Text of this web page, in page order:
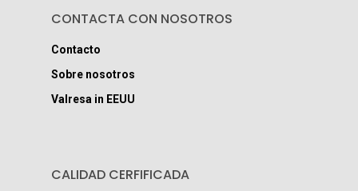
CONTACTA CON NOSOTROS
Contacto
Sobre nosotros
Valresa in EEUU
CALIDAD CERFIFICADA